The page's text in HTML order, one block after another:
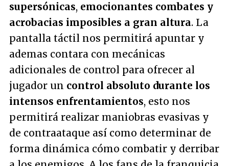
supersónicas, emocionantes combates y
acrobacias imposibles a gran altura. La
pantalla táctil nos permitirá apuntar y
ademas contara con mecánicas
adicionales de control para ofrecer al
jugador un control absoluto durante los
intensos enfrentamientos, esto nos
permitirá realizar maniobras evasivas y
de contraataque así como determinar de
forma dinámica cómo combatir y derribar